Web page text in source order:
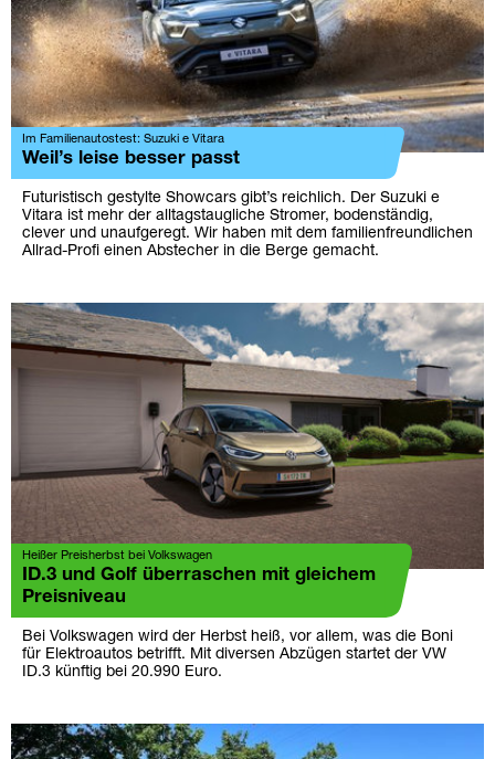
Im Familienautostest: Suzuki e Vitara
Weil’s leise besser passt
Futuristisch gestylte Showcars gibt’s reichlich. Der Suzuki e
Vitara ist mehr der alltagstaugliche Stromer, bodenständig,
clever und unaufgeregt. Wir haben mit dem familienfreundlichen
Allrad-Profi einen Abstecher in die Berge gemacht.
Heißer Preisherbst bei Volkswagen
ID.3 und Golf überraschen mit gleichem
Preisniveau
Bei Volkswagen wird der Herbst heiß, vor allem, was die Boni
für Elektroautos betrifft. Mit diversen Abzügen startet der VW
ID.3 künftig bei 20.990 Euro.